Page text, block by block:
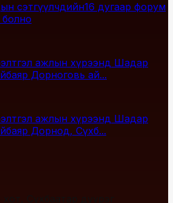
сэтгүүлчдийн16 дугаар форум
ажлын хүрээнд Шадар
Дорноговь ай...
ажлын хүрээнд Шадар
Дорнод, Сүхб...